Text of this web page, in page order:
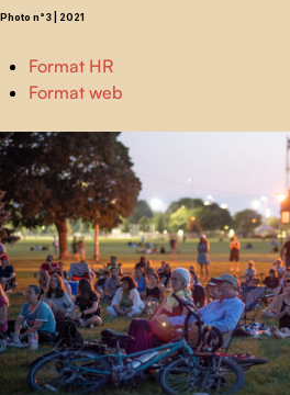
Photo n°3 | 2021
Format HR
Format web